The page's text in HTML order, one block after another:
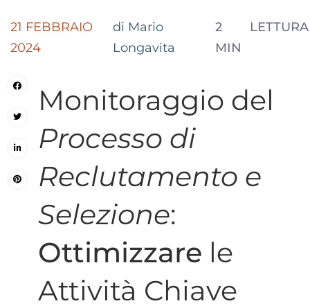
21 FEBBRAIO
2024
di Mario
Longavita
2
MIN
LETTURA
Monitoraggio del
Processo di
Reclutamento e
Selezione:
Ottimizzare le
Attività Chiave